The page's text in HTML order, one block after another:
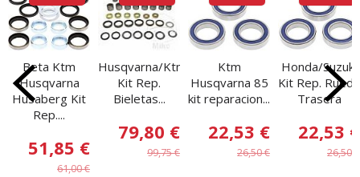
Beta Ktm
Husqvarna
Husaberg Kit
Rep....
51,85 €
61,00 €
Husqvarna/Ktm
Kit Rep.
Bieletas...
79,80 €
99,75 €
Ktm
Husqvarna 85
kit reparacion...
22,53 €
26,50 €
Honda/Suzuki
Kit Rep. Rueda
Trasera
22,53 €
26,50 €